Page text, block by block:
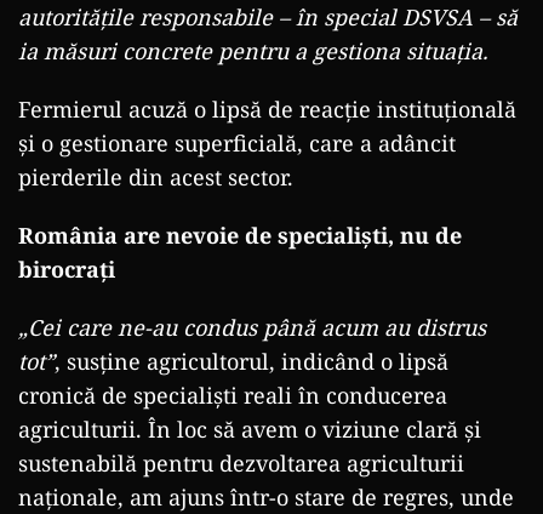
autoritățile responsabile – în special DSVSA – să
ia măsuri concrete pentru a gestiona situația.
Fermierul acuză o lipsă de reacție instituțională
și o gestionare superficială, care a adâncit
pierderile din acest sector.
România are nevoie de specialiști, nu de
birocrați
„Cei care ne-au condus până acum au distrus
tot”, susține agricultorul, indicând o lipsă
cronică de specialiști reali în conducerea
agriculturii. În loc să avem o viziune clară și
sustenabilă pentru dezvoltarea agriculturii
naționale, am ajuns într-o stare de regres, unde